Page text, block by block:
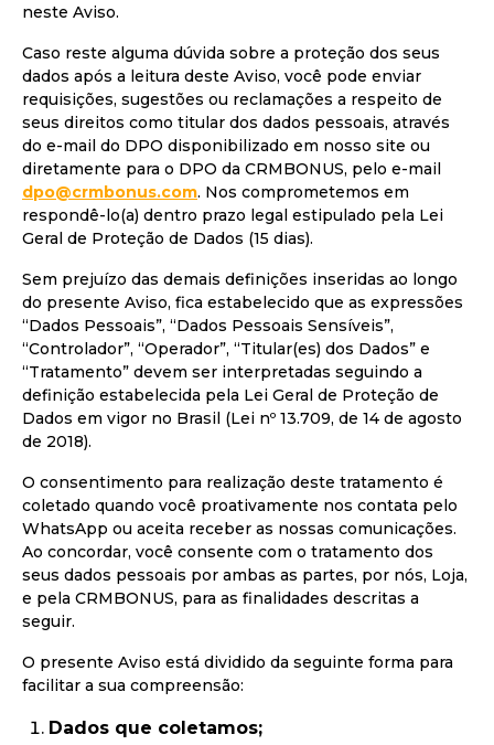
neste Aviso.
Caso reste alguma dúvida sobre a proteção dos seus
dados após a leitura deste Aviso, você pode enviar
requisições, sugestões ou reclamações a respeito de
seus direitos como titular dos dados pessoais, através
do e-mail do DPO disponibilizado em nosso site ou
diretamente para o DPO da CRMBONUS, pelo e-mail
dpo@crmbonus.com. Nos comprometemos em
respondê-lo(a) dentro prazo legal estipulado pela Lei
Geral de Proteção de Dados (15 dias).
Sem prejuízo das demais definições inseridas ao longo
do presente Aviso, fica estabelecido que as expressões
“Dados Pessoais”, “Dados Pessoais Sensíveis”,
“Controlador”, “Operador”, “Titular(es) dos Dados” e
“Tratamento” devem ser interpretadas seguindo a
definição estabelecida pela Lei Geral de Proteção de
Dados em vigor no Brasil (Lei nº 13.709, de 14 de agosto
de 2018).
O consentimento para realização deste tratamento é
coletado quando você proativamente nos contata pelo
WhatsApp ou aceita receber as nossas comunicações.
Ao concordar, você consente com o tratamento dos
seus dados pessoais por ambas as partes, por nós, Loja,
e pela CRMBONUS, para as finalidades descritas a
seguir.
O presente Aviso está dividido da seguinte forma para
facilitar a sua compreensão:
Dados que coletamos;